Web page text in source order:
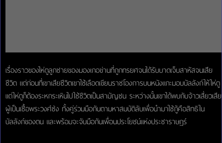
เรื่องราวของไห่ตูลูกชายของมองเกอข่านที่ถูกทรยศจนได้รับบาดเจ็บสาหัสจนเสีย
ชีวิต แต่ก่อนที่เขาเสียชีวิตเขาใช้เลือดเขียนราชโองการบนหนังแกะมอบบัลลังก์ให้ไห่ตู
แต่ไห่ตูก็ต้องระหกระเหินไปใช้ชีวิตเป็นสามัญชน ระหว่างนั้นเขาได้พบกับจ้าวเสี่ยวเสีย
ผู้เป็นเชื้อพระวงศ์ซ่ง ทั้งคู่ร่วมมือกันตามหาสมบัติลับเพื่อนำมาใช้กู้คือสิทธิใน
บัลลังก์ของตน และพร้อมจะจับมือกันเพื่อนประโยชน์แห่งประชาราษฎร์